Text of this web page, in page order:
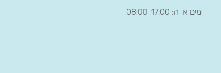
ימים א-ה: 08:00-17:00